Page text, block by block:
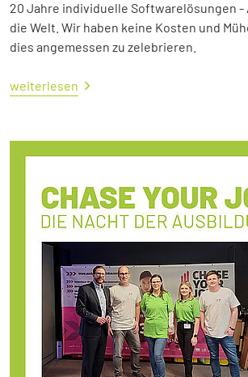
20 Jahre individuelle Softwarelösungen -
die Welt. Wir haben keine Kosten und
dies angemessen zu zelebrieren.
weiterlesen